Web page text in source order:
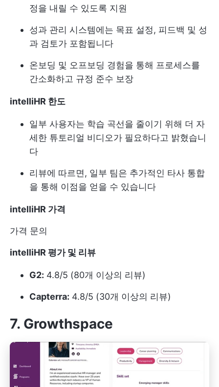
정을 내릴 수 있도록 지원
성과 관리 시스템에는 목표 설정, 피드백 및 성
과 검토가 포함됩니다
온보딩 및 오프보딩 경험을 통해 프로세스를
간소화하고 규정 준수 보장
intelliHR 한도
일부 사용자는 학습 곡선을 줄이기 위해 더 자
세한 튜토리얼 비디오가 필요하다고 밝혔습니
다
리뷰에 따르면, 일부 팀은 추가적인 타사 통합
을 통해 이점을 얻을 수 있습니다
intelliHR 가격
가격 문의
intelliHR 평가 및 리뷰
G2: 4.8/5 (80개 이상의 리뷰)
Capterra: 4.8/5 (30개 이상의 리뷰)
7. Growthspace